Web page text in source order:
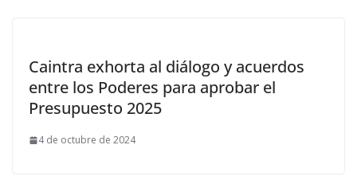
Caintra exhorta al diálogo y acuerdos
entre los Poderes para aprobar el
Presupuesto 2025
4 de octubre de 2024